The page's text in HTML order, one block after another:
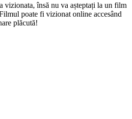
vizionata, însă nu va așteptați la un film
poate fi vizionat online accesând
plăcută!